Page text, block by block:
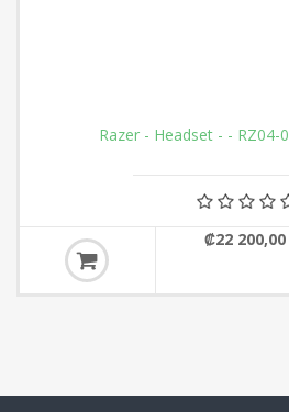
Razer - Headset - - RZ04-
₡22 200,00